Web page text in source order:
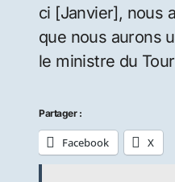
ci [Janvier], nous
que nous aurons
le ministre du
Partager :
Facebook X